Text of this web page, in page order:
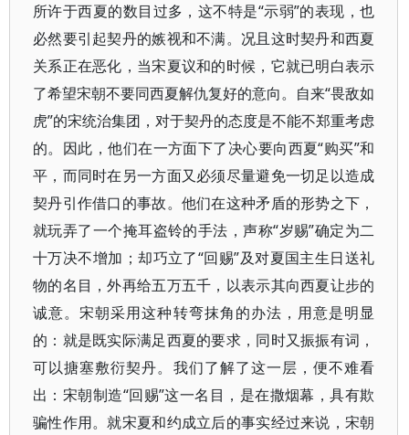
所许于西夏的数目过多，这不特是“示弱”的表现，也
必然要引起契丹的嫉视和不满。况且这时契丹和西夏
关系正在恶化，当宋夏议和的时候，它就已明白表示
了希望宋朝不要同西夏解仇复好的意向。自来“畏敌如
虎”的宋统治集团，对于契丹的态度是不能不郑重考虑
的。因此，他们在一方面下了决心要向西夏“购买”和
平，而同时在另一方面又必须尽量避免一切足以造成
契丹引作借口的事故。他们在这种矛盾的形势之下，
就玩弄了一个掩耳盗铃的手法，声称“岁赐”确定为二
十万决不增加；却巧立了“回赐”及对夏国主生日送礼
物的名目，外再给五万五千，以表示其向西夏让步的
诚意。宋朝采用这种转弯抹角的办法，用意是明显
的：就是既实际满足西夏的要求，同时又振振有词，
可以搪塞敷衍契丹。我们了解了这一层，便不难看
出：宋朝制造“回赐”这一名目，是在撒烟幕，具有欺
骗性作用。就宋夏和约成立后的事实经过来说，宋朝